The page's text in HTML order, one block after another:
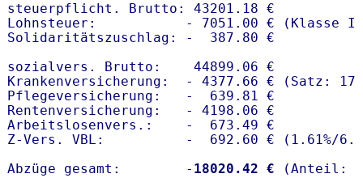
steuerpflicht. Brutto: 43201.18 €
Lohnsteuer:           - 7051.00 € (Klasse I)
Solidaritätszuschlag: -  387.80 €
sozialvers. Brutto:    44899.06 €
Krankenversicherung:  - 4377.66 € (Satz:
Pflegeversicherung:   -  639.81 €
Rentenversicherung:   - 4198.06 €
Arbeitslosenvers.:    -  673.49 €
Z-Vers. VBL:          -  692.60 € ( 1.61%/
Abzüge gesamt:        - 18020.42 €